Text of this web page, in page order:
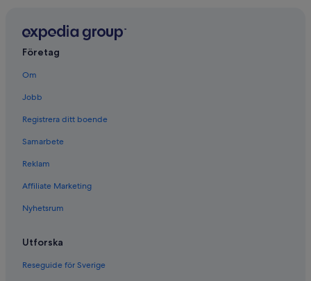
Företag
Om
Jobb
Registrera ditt boende
Samarbete
Reklam
Affiliate Marketing
Nyhetsrum
Utforska
Reseguide för Sverige